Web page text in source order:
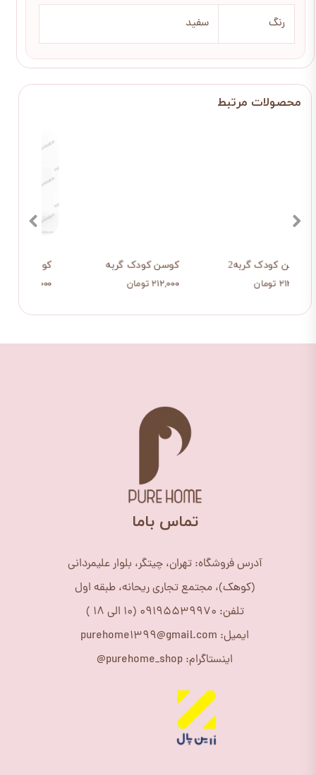
رنگ سفید
کوسن کودک گربه
۲۱۲,۰۰۰ تومان
کوسن کودک گربه2
۲۱۲,۰۰۰ تومان
​تماس باما
آدرس فروشگاه: تهران، چیتگر، بلوار علیمردانی
(کوهک)، مجتمع تجاری ریحانه، طبقه اول
تلفن: 09195539970 (10 الی 18 )
ایمیل: purehome1399@gmail.com
اینستاگرام: purehome_shop@